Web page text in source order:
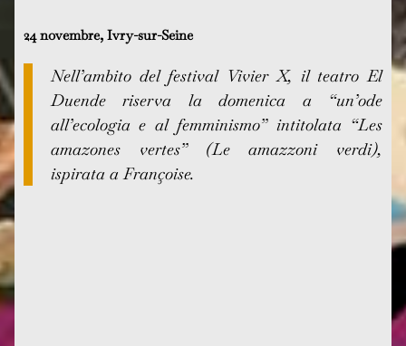
24 novembre, Ivry-sur-Seine
Nell’ambito del festival Vivier X, il teatro El
Duende riserva la domenica a “un’ode
all’ecologia e al femminismo” intitolata “Les
amazones vertes” (Le amazzoni verdi),
ispirata a Françoise.